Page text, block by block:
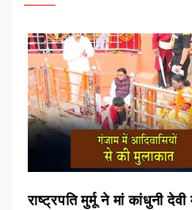
राष्ट्रपति मुर्मू ने मां कांधुनी